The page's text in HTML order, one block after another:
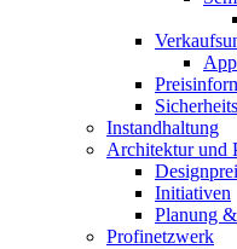
Instandhaltung
Architektur und
Initiativen
Planung
Profinetzwerk